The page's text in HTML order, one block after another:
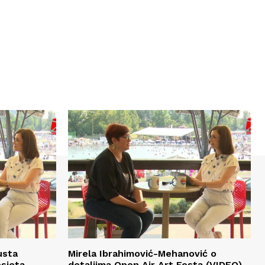
Mirela Ibrahimović-Mehanović o